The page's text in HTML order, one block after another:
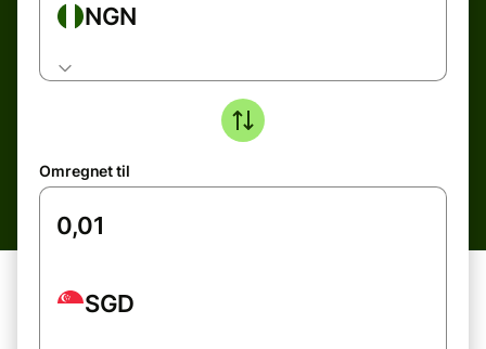
NGN
Omregnet til
SGD